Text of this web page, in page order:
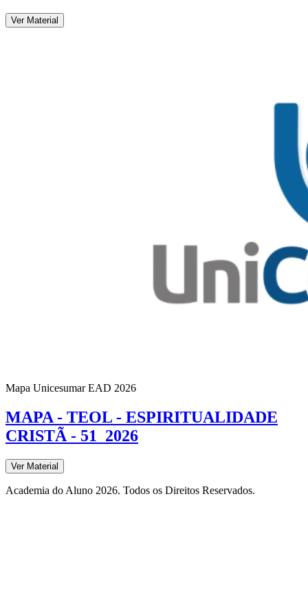
Ver Material
Mapa Unicesumar EAD 2026
MAPA - TEOL - ESPIRITUALIDADE
CRISTÃ - 51_2026
Ver Material
Academia do Aluno 2026. Todos os Direitos Reservados.